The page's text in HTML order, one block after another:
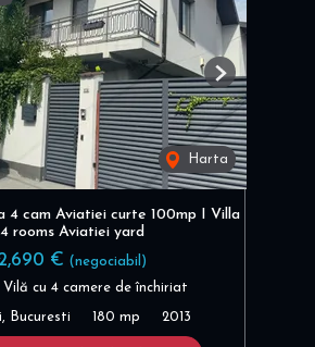
Harta
Next
4 cam Aviatiei curte 100mp I Villa
4 rooms Aviatiei yard
€ (negociabil)
cu 4 camere de închiriat
Bucuresti 180 mp 2013